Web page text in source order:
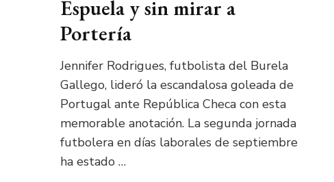
Espuela y sin mirar a
Portería
Jennifer Rodrigues, futbolista del Burela
Gallego, lideró la escandalosa goleada de
Portugal ante República Checa con esta
memorable anotación. La segunda jornada
futbolera en días laborales de septiembre
ha estado …